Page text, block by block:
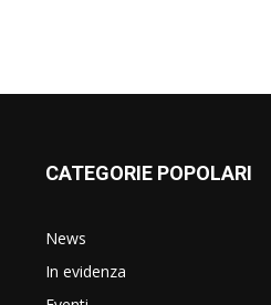
CATEGORIE POPOLARI
News
In evidenza